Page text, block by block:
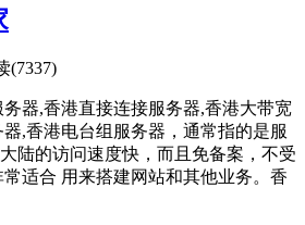
(7337)
器,香港直接连接服务器,香港大带宽
,香港电台组服务器，通常指的是服
陆的访问速度快，而且免备案，不受
适合 用来搭建网站和其他业务。香